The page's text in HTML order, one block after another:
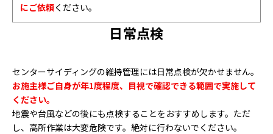
にご依頼ください。
日常点検
センターサイディングの維持管理には日常点検が欠かせません。
お施主様ご自身が年1度程度、目視で確認できる範囲で実施して
ください。
地震や台風などの後にも点検することをおすすめします。ただ
し、高所作業は大変危険です。絶対に行わないでください。